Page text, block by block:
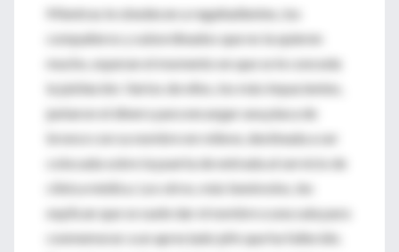
Mientras le obedecen a regañadientes, los
compañeros y subordinados que no la quieren
mucho, esperan el momento en que se le conceda
la jubilación. Varios de ellos, los más impacientes,
juntaron el dinero para encargar una placa de
bronce con su nombre en relieve, destinada a ser
colocada sobre la puerta de entrada al servicio de
clínica médica. Los otros, más benévolos, les
explican que se suele dar el nombre a una sala para
conmemorar a un apreciado jefe que ha fallecido.